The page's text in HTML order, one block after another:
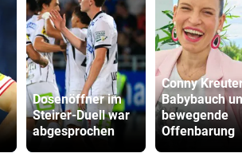
Dosenöffner im
Steirer-Duell war
abgesprochen
Conny
Babybauch
bewegende
Offenbarung